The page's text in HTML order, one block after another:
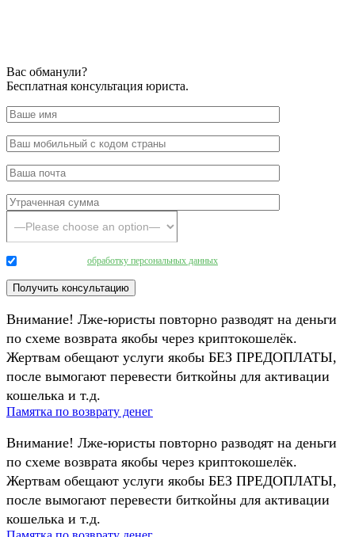
Вас обманули?
Бесплатная консультация юриста.
обработку персональных данных
Внимание! Лже-юристы повторно разводят на деньги
по схеме возврата якобы через криптокошелёк.
Жертвам обещают услуги якобы БЕЗ ПРЕДОПЛАТЫ,
после вымогают перевести биткойны для активации
кошелька и т.д.
Памятка по возврату денег
Внимание! Лже-юристы повторно разводят на деньги
по схеме возврата якобы через криптокошелёк.
Жертвам обещают услуги якобы БЕЗ ПРЕДОПЛАТЫ,
после вымогают перевести биткойны для активации
кошелька и т.д.